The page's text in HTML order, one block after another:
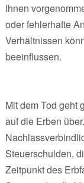
Ihnen
oder fehlerhafte
Verhältnissen
beeinflussen.
Mit dem Tod geht
auf die Erben
Steuerschulden,
Zeitpunkt des